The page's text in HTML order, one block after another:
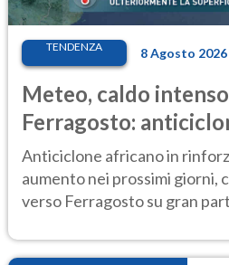
TENDENZA 8 Agosto 2026
Meteo, caldo
Ferragosto:
ancora protagonista
Anticiclone africano in
aumento nei prossimi giorni,
verso Ferragosto su gran